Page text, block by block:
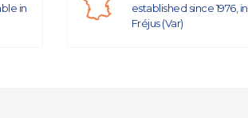
in
established since 1976, in
Fréjus (Var)